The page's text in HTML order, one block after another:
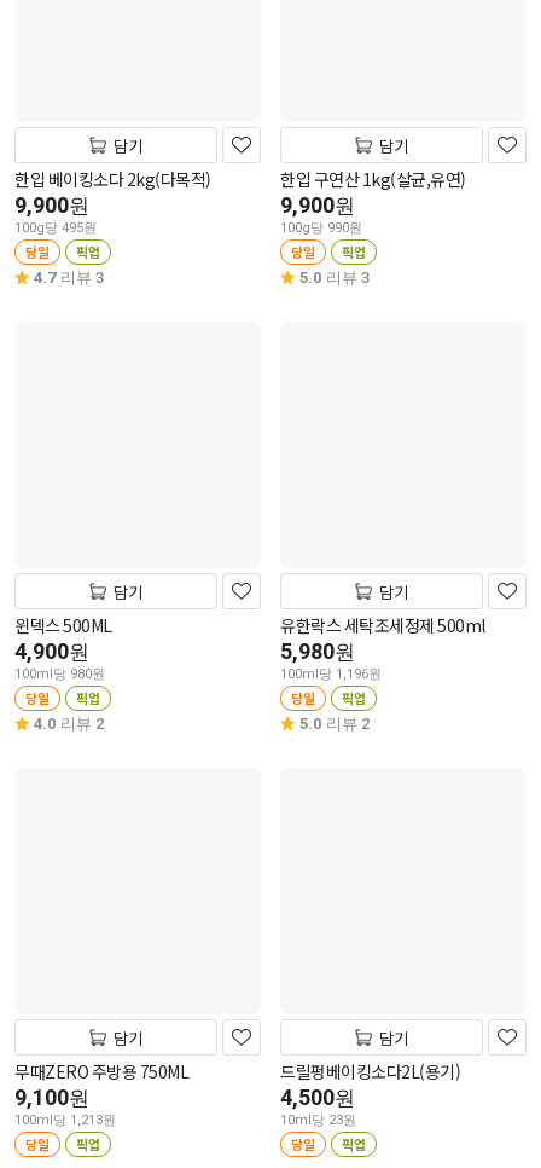
담기
한입 베이킹소다 2kg(다목적)
9,900원
100g당 495원
당일 픽업
4.7 리뷰 3
담기
한입 구연산 1kg(살균,유연)
9,900원
100g당 990원
당일 픽업
5.0 리뷰 3
담기
윈덱스 500ML
4,900원
100ml당 980원
당일 픽업
4.0 리뷰 2
담기
유한락스 세탁조세정제 500ml
5,980원
100ml당 1,196원
당일 픽업
5.0 리뷰 2
담기
무때ZERO 주방용 750ML
9,100원
100ml당 1,213원
당일 픽업
담기
드릴펑베이킹소다2L(용기)
4,500원
10ml당 23원
당일 픽업